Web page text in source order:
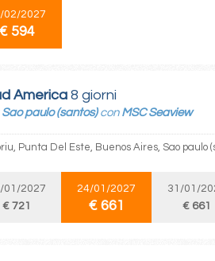
02/2027
€ 594
America 8 giorni
Sao paulo (santos)con MSC Seaview
Punta Del Este, Buenos Aires, Sao paulo
01/2027
€ 721
24/01/2027
€ 661
31/01/
€ 661